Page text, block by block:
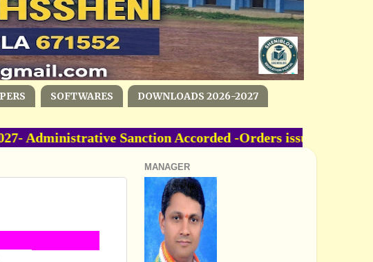
SOFTWARES DOWNLOADS 2026-2027
-2026-2027- Administrative Sanction
MANAGER